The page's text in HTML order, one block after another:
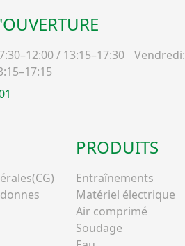
/ 13:15–17:30
Vendredi:
PRODUITS
Entraînements
Matériel électrique
Air comprimé
Soudage